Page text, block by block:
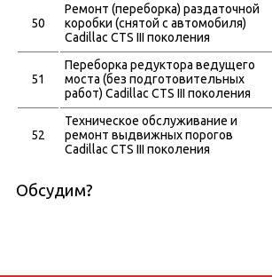
50
Ремонт (переборка) раздаточной
коробки (снятой с автомобиля)
Cadillac CTS III поколения
51
Переборка редуктора ведущего
моста (без подготовительных
работ) Cadillac CTS III поколения
52
Техническое обслуживание и
ремонт выдвижных порогов
Cadillac CTS III поколения
Обсудим?